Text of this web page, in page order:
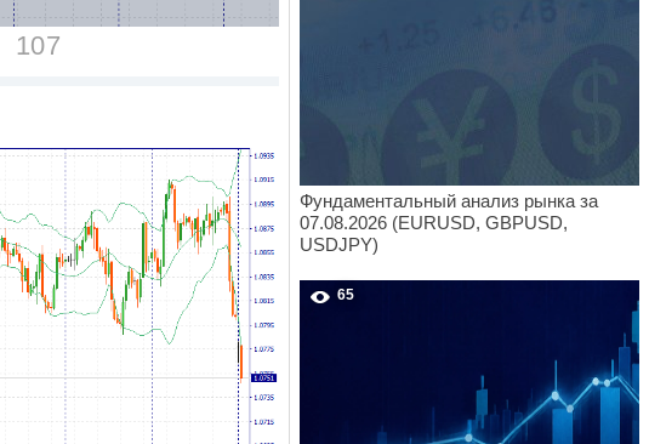
107
Фундаментальный анализ рынка за
07.08.2026 (EURUSD, GBPUSD,
USDJPY)
65